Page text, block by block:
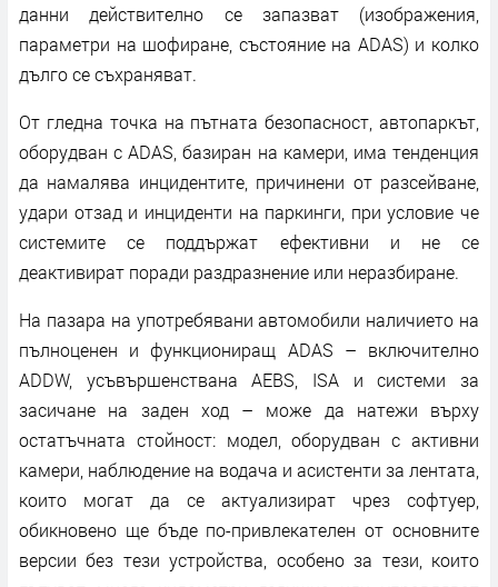
данни действително се запазват (изображения,
параметри на шофиране, състояние на ADAS) и колко
дълго се съхраняват.
От гледна точка на пътната безопасност, автопаркът,
оборудван с ADAS, базиран на камери, има тенденция
да намалява инцидентите, причинени от разсейване,
удари отзад и инциденти на паркинги, при условие че
системите се поддържат ефективни и не се
деактивират поради раздразнение или неразбиране.
На пазара на употребявани автомобили наличието на
пълноценен и функциониращ ADAS – включително
ADDW, усъвършенствана AEBS, ISA и системи за
засичане на заден ход – може да натежи върху
остатъчната стойност: модел, оборудван с активни
камери, наблюдение на водача и асистенти за лентата,
които могат да се актуализират чрез софтуер,
обикновено ще бъде по-привлекателен от основните
версии без тези устройства, особено за тези, които